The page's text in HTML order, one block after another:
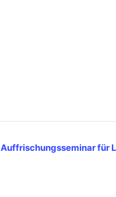
Auffrischungsseminar für